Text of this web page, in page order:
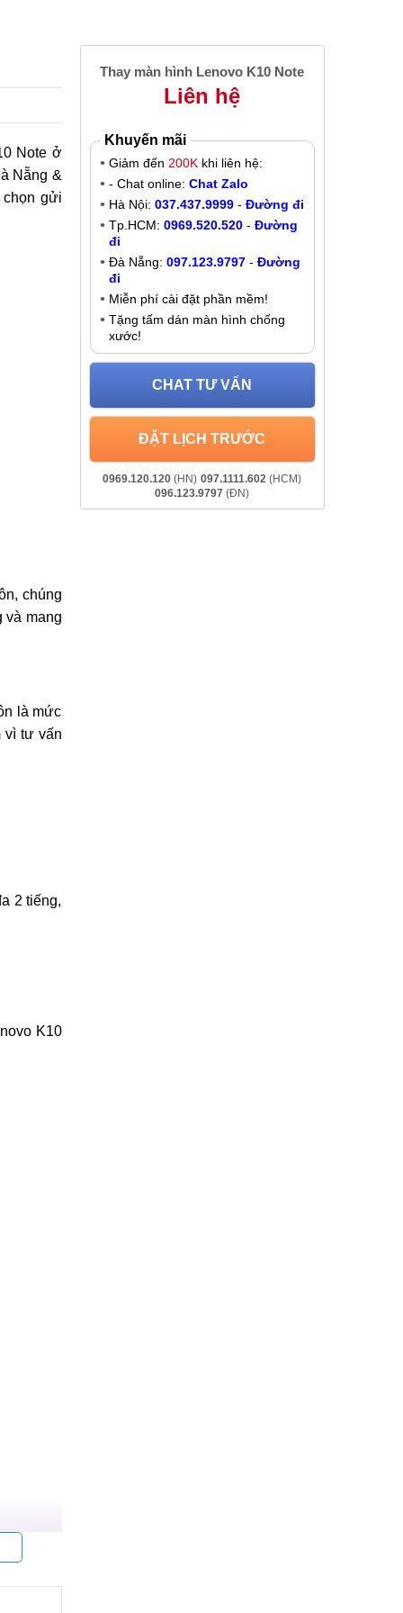
Note ở
Nẵng &
gửi
chúng
và mang
là mức
vì tư vấn
2 tiếng,
K10
Thay màn hình Lenovo K10 Note
Liên hệ
Khuyến mãi
Giảm đến 200Kkhi liên hệ:
- Chat online: Chat Zalo
Hà Nội: 037.437.9999- Đường đi
Tp.HCM: 0969.520.520- Đường
đi
Đà Nẵng: 097.123.9797- Đường
đi
Miễn phí cài đặt phần mềm!
Tặng tấm dán màn hình chống
xước!
CHAT TƯ VẤN
ĐẶT LỊCH TRƯỚC
0969.120.120 (HN) 097.1111.602 (HCM)
096.123.9797 (ĐN)